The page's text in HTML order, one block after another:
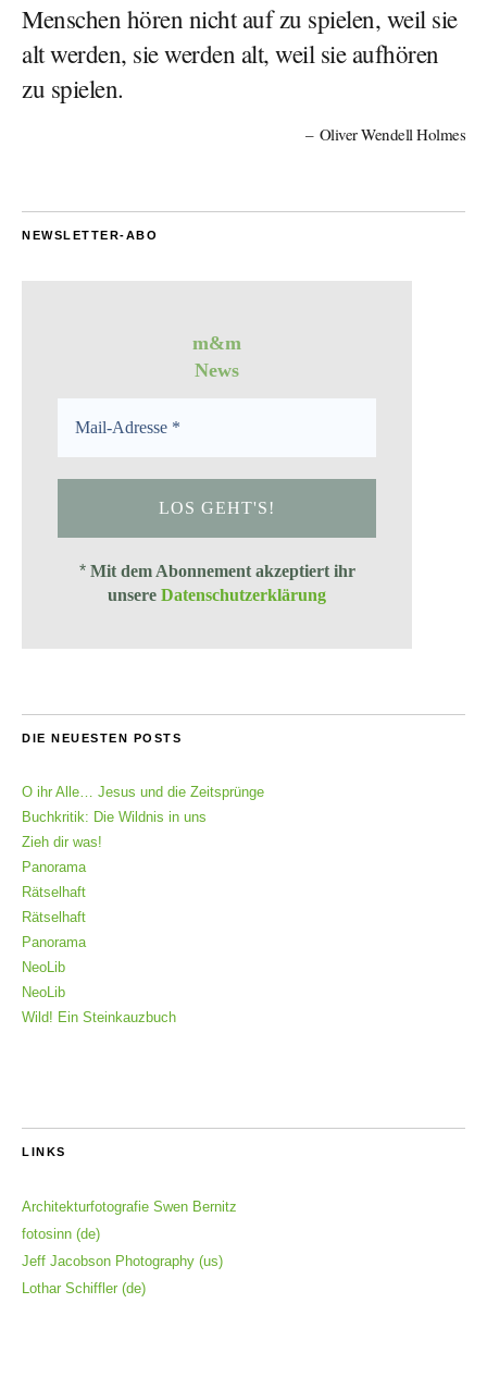
Menschen hören nicht auf zu spielen, weil sie
alt werden, sie werden alt, weil sie aufhören
zu spielen.
Oliver Wendell Holmes
NEWSLETTER-ABO
m&m
News
* Mit dem Abonnement akzeptiert ihr
unsereDatenschutzerklärung
DIE NEUESTEN POSTS
O ihr Alle… Jesus und die Zeitsprünge
Buchkritik: Die Wildnis in uns
Zieh dir was!
Panorama
Rätselhaft
Rätselhaft
Panorama
NeoLib
NeoLib
Wild! Ein Steinkauzbuch
LINKS
Architekturfotografie Swen Bernitz
fotosinn (de)
Jeff Jacobson Photography (us)
Lothar Schiffler (de)